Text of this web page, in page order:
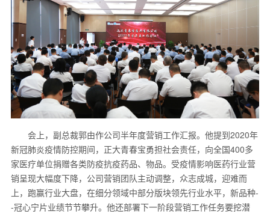
会上，副总裁郭由作公司半年度营销工作汇报。他提到2020年
新冠肺炎疫情防控期间，正大青春宝勇担社会责任，向全国400多
家医疗单位捐赠各类防疫抗疫药品、物品。受疫情影响医药行业营
销呈现大幅度下降，公司营销团队主动调整，众志成城，迎难而
上，跑赢行业大盘，在细分领域中部分版块领先行业水平，新品种-
-冠心宁片业绩节节攀升。他还部署下一阶段营销工作任务要挖潜